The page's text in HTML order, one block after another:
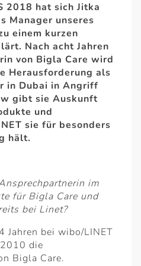
2018 hat sich Jitka
Manager unseres
einem kurzen
Nach acht Jahren
von Bigla Care wird
Herausforderung als
in Dubai in Angriff
gibt sie Auskunft
und
sie für besonders
hält.
im
für Bigla Care und
bei Linet?
Jahren bei wibo/LINET
die
Bigla Care.